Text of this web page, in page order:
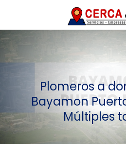
Plomeros a
Bayamon
Múltiples